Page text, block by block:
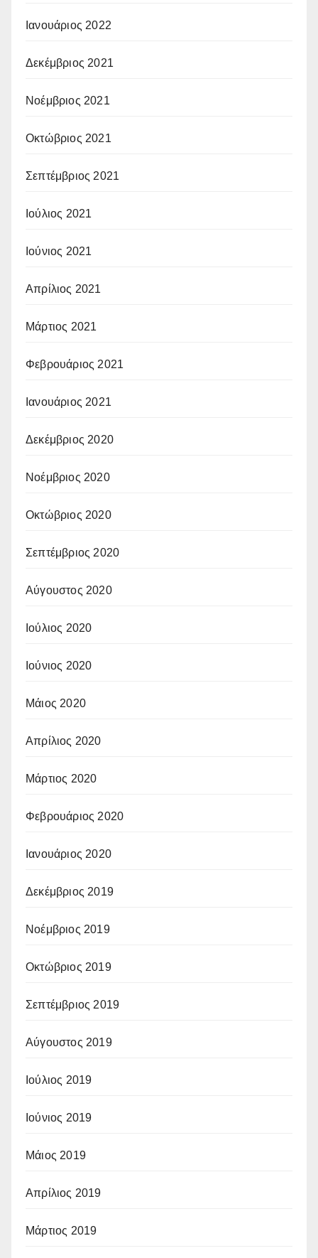
Ιανουάριος 2022
Δεκέμβριος 2021
Νοέμβριος 2021
Οκτώβριος 2021
Σεπτέμβριος 2021
Ιούλιος 2021
Ιούνιος 2021
Απρίλιος 2021
Μάρτιος 2021
Φεβρουάριος 2021
Ιανουάριος 2021
Δεκέμβριος 2020
Νοέμβριος 2020
Οκτώβριος 2020
Σεπτέμβριος 2020
Αύγουστος 2020
Ιούλιος 2020
Ιούνιος 2020
Μάιος 2020
Απρίλιος 2020
Μάρτιος 2020
Φεβρουάριος 2020
Ιανουάριος 2020
Δεκέμβριος 2019
Νοέμβριος 2019
Οκτώβριος 2019
Σεπτέμβριος 2019
Αύγουστος 2019
Ιούλιος 2019
Ιούνιος 2019
Μάιος 2019
Απρίλιος 2019
Μάρτιος 2019